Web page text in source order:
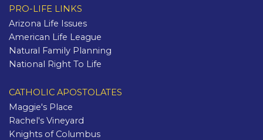
PRO-LIFE LINKS
Arizona Life Issues
American Life League
Natural Family Planning
National Right To Life
CATHOLIC APOSTOLATES
Maggie's Place
Rachel's Vineyard
Knights of Columbus